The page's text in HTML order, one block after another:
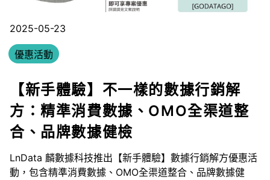
2025-05-23
優惠活動
【新手體驗】不一樣的數據行銷解
方：精準消費數據、OMO全渠道整
合、品牌數據健檢
LnData 麟數據科技推出【新手體驗】數據行銷解方優惠活
動，包含精準消費數據、OMO全渠道整合、品牌數據健